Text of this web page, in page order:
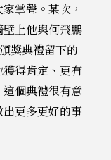
掌聲。某次，
上他與何飛鵬
獎典禮留下的
得肯定、更有
個典禮很有意
更多更好的事